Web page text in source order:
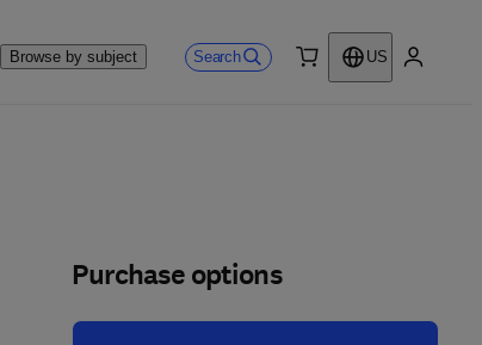
Browse by subject Search
US
Purchase options